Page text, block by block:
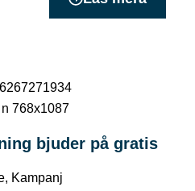
bjuder på gratis
, Kampanj